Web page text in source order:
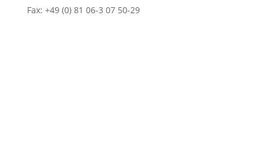
Fax: +49 (0) 81 06-3 07 50-29